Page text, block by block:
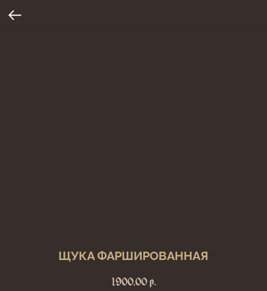
ЩУКА ФАРШИРОВАННАЯ
1900,00р.